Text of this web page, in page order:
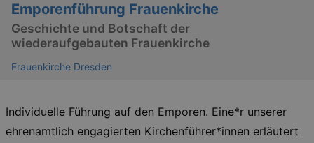
Emporenführung Frauenkirche
Geschichte und Botschaft der
wiederaufgebauten Frauenkirche
Frauenkirche Dresden
Individuelle Führung auf den Emporen. Eine*r unserer
ehrenamtlich engagierten Kirchenführer*innen erläutert